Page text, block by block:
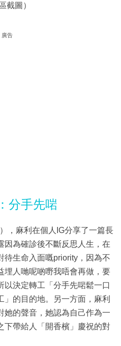
截圖）
廣告
分手先啱
，麻利在個人IG分享了一篇長
因為確診後不斷反思人生，在
待生命入面嘅priority，因為不
埋人哋呢啲嘢我唔會再做，要
以決定轉工「分手先啱鬆一口
的目的地。另一方面，麻利
她的聲音，她認為自己作為一
下帶給人「開香檳」慶祝的對